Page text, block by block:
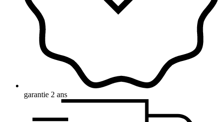
garantie 2 ans